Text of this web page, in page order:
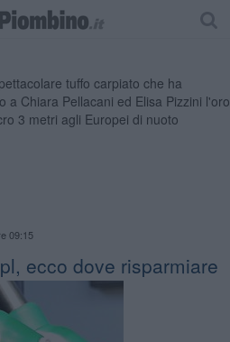
09:15
ecco dove risparmiare